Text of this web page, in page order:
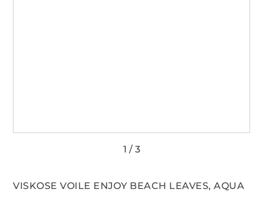
VISKOSE VOILE ENJOY BEACH LEAVES, AQUA